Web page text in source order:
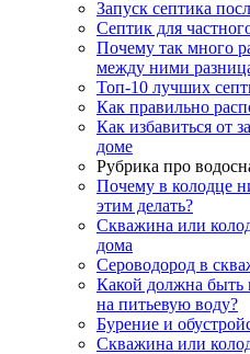
Запуск септика
Септик для
Почему так много
между ними
Топ-10 лучших
Как правильно
Как избавиться от
доме
Рубрика про
Почему в колодце
этим делать?
Скважина или
дома
Сероводород в
Какой должна быть
на питьевую воду?
Бурение и
Скважина или